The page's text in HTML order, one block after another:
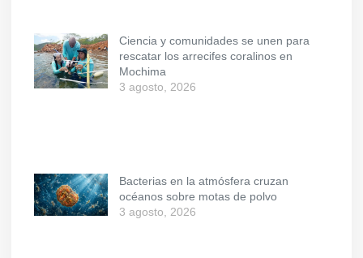
Ciencia y comunidades se unen para
rescatar los arrecifes coralinos en
Mochima
3 agosto, 2026
Bacterias en la atmósfera cruzan
océanos sobre motas de polvo
3 agosto, 2026